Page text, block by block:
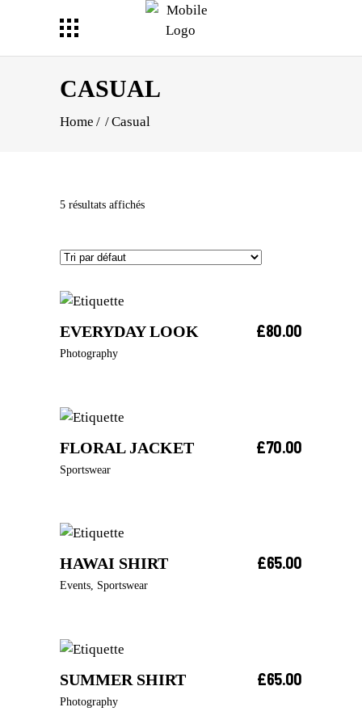
CASUAL
Home / /Casual
5 résultats affichés
EVERYDAY LOOK £80.00
Photography
FLORAL JACKET £70.00
Sportswear
SOLD
HAWAI SHIRT £65.00
Events, Sportswear
SUMMER SHIRT £65.00
Photography